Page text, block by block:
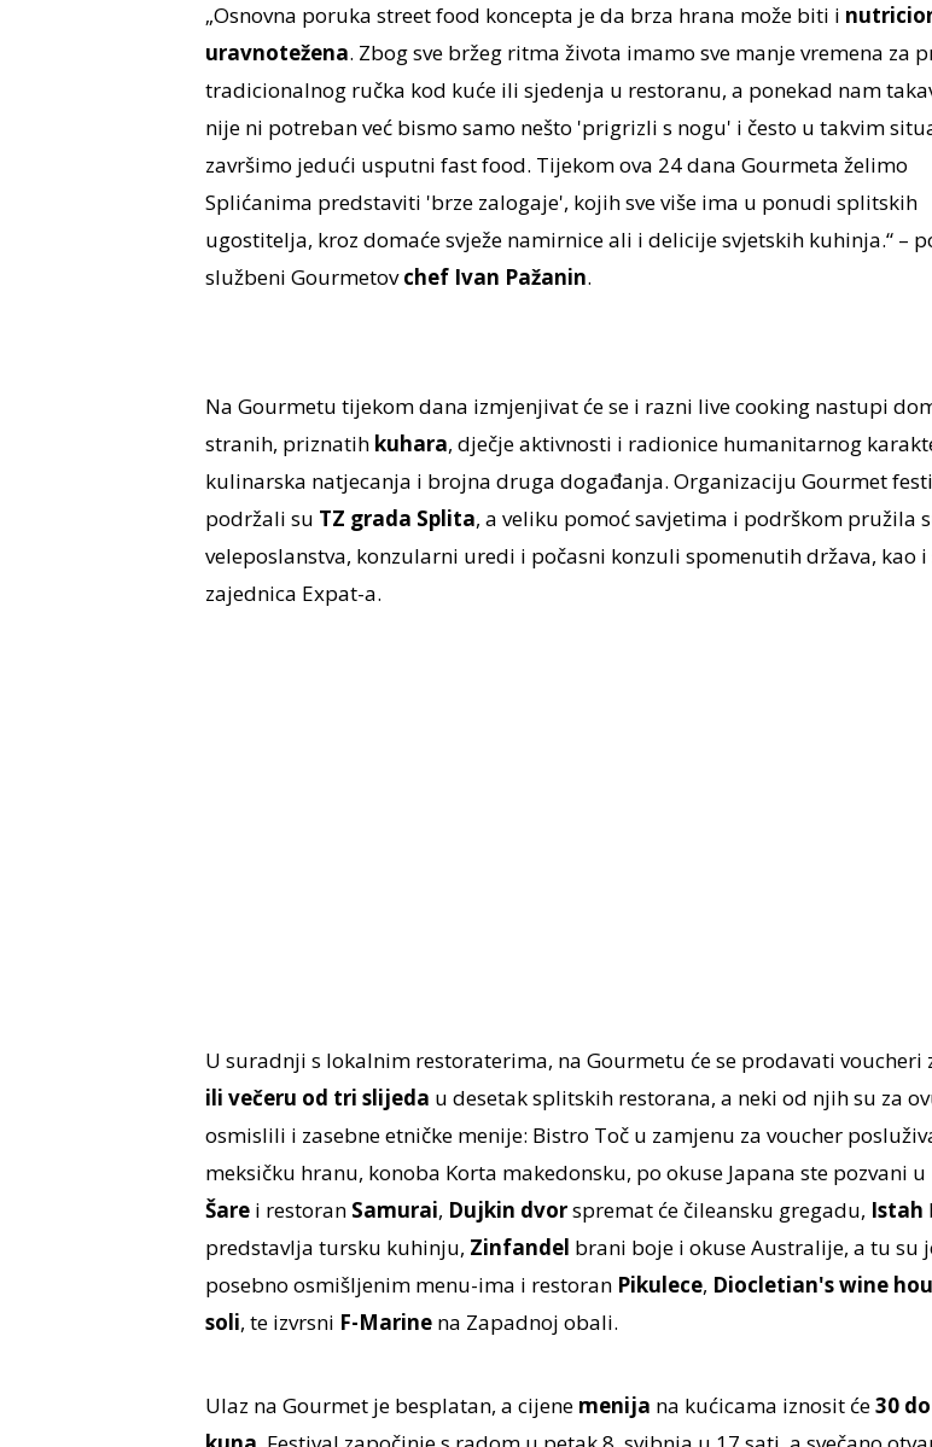
„Osnovna poruka street food koncepta je da brza hrana može biti i
uravnotežena. Zbog sve bržeg ritma života imamo sve manje vremena za
tradicionalnog ručka kod kuće ili sjedenja u restoranu, a ponekad nam
nije ni potreban već bismo samo nešto 'prigrizli s nogu' i često u takvim
završimo jedući usputni fast food. Tijekom ova 24 dana Gourmeta želimo
Splićanima predstaviti 'brze zalogaje', kojih sve više ima u ponudi splitskih
ugostitelja, kroz domaće svježe namirnice ali i delicije svjetskih kuhinja.“ –
službeni Gourmetovchef Ivan Pažanin.
Na Gourmetu tijekom dana izmjenjivat će se i razni live cooking nastupi
stranih, priznatih kuhara, dječje aktivnosti i radionice humanitarnog
kulinarska natjecanja i brojna druga događanja. Organizaciju Gourmet
podržali su TZ grada Splita, a veliku pomoć savjetima i podrškom pružila
veleposlanstva, konzularni uredi i počasni konzuli spomenutih država, kao
zajednica Expat-a.
U suradnji s lokalnim restoraterima, na Gourmetu će se prodavati voucheri
ili večeru od tri slijeda u desetak splitskih restorana, a neki od njih su za
osmislili i zasebne etničke menije: Bistro Toč u zamjenu za voucher
meksičku hranu, konoba Korta makedonsku, po okuse Japana ste pozvani u
Šarei restoran Samurai, Dujkin dvorspremat će čileansku gregadu, Istah
predstavlja tursku kuhinju, Zinfandel brani boje i okuse Australije, a tu su
posebno osmišljenim menu-ima i restoran Pikulece, Diocletian's wine
soli, te izvrsni F-Marinena Zapadnoj obali.
Ulaz na Gourmet je besplatan, a cijene menija na kućicama iznosit će30